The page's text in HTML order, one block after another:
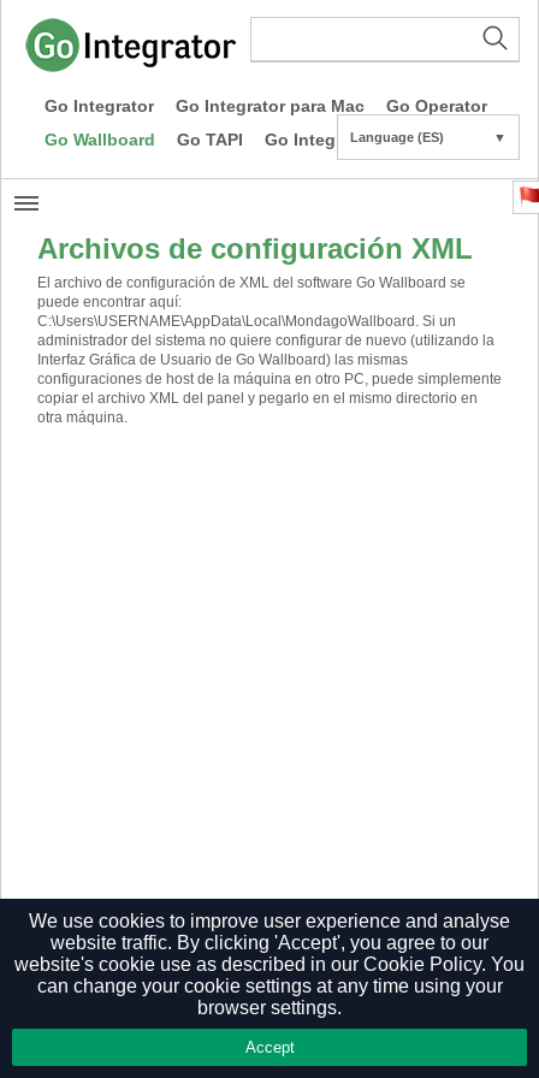
Go Integrator Go Integrator para Mac
Go Operator
Go Wallboard
Go TAPI Go Integrator CE
Language (ES) ▼
Archivos de configuración XML
El archivo de configuración de XML del software Go Wallboard se
puede encontrar aquí:
C:\Users\USERNAME\AppData\Local\MondagoWallboard. Si un
administrador del sistema no quiere configurar de nuevo (utilizando la
Interfaz Gráfica de Usuario de Go Wallboard) las mismas
configuraciones de host de la máquina en otro PC, puede simplemente
copiar el archivo XML del panel y pegarlo en el mismo directorio en
otra máquina.
Privacy Policy
We use cookies to improve user experience and analyse
website traffic. By clicking 'Accept', you agree to our
website's cookie use as described in our Cookie Policy. You
can change your cookie settings at any time using your
browser settings.
Accept